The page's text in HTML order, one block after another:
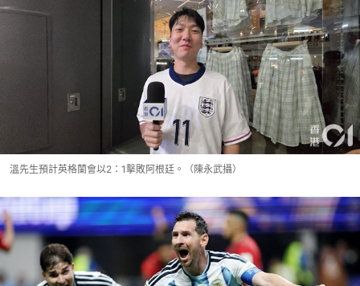
溫先生預計英格蘭會以2：1擊敗阿根廷。（陳永武攝）